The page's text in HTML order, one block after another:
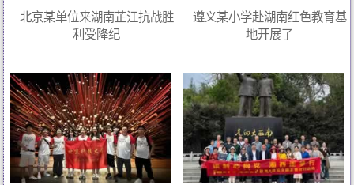
北京某单位来湖南芷江抗战胜
利受降纪
遵义某小学赴湖南红色教育基
地开展了